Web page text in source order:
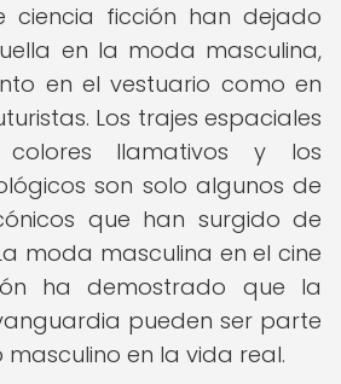
ciencia ficción han dejado
en la moda masculina,
en el vestuario como en
Los trajes espaciales
colores llamativos y los
son solo algunos de
que han surgido de
moda masculina en el cine
ha demostrado que la
pueden ser parte
en la vida real.